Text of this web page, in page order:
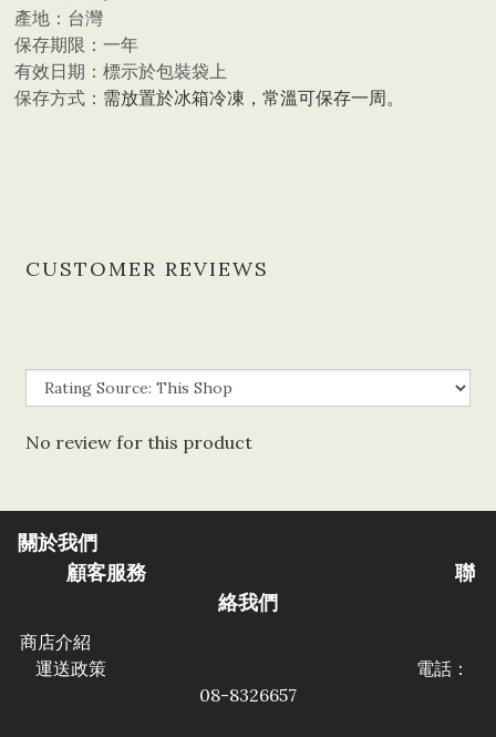
產地：台灣
保存期限：一年
有效日期：標示於包裝袋上
保存方式： 需放置於冰箱冷凍，常溫可保存一周。
CUSTOMER REVIEWS
No review for this product
關於我們
顧客服務
聯
絡我們
商店介紹
運送政策 電話：
08-8326657